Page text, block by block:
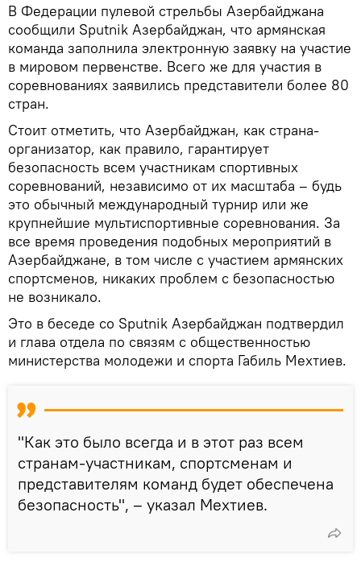
В Федерации пулевой стрельбы Азербайджана
сообщили Sputnik Азербайджан, что армянская
команда заполнила электронную заявку на участие
в мировом первенстве. Всего же для участия в
соревнованиях заявились представители более 80
стран.
Стоит отметить, что Азербайджан, как страна-
организатор, как правило, гарантирует
безопасность всем участникам спортивных
соревнований, независимо от их масштаба – будь
это обычный международный турнир или же
крупнейшие мультиспортивные соревнования. За
все время проведения подобных мероприятий в
Азербайджане, в том числе с участием армянских
спортсменов, никаких проблем с безопасностью
не возникало.
Это в беседе со Sputnik Азербайджан подтвердил
и глава отдела по связям с общественностью
министерства молодежи и спорта Габиль Мехтиев.
"Как это было всегда и в этот раз всем
странам-участникам, спортсменам и
представителям команд будет обеспечена
безопасность", – указал Мехтиев.